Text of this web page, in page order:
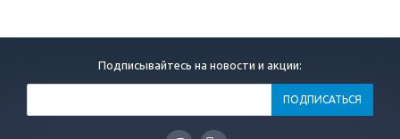
Подписывайтесь на новости и акции: